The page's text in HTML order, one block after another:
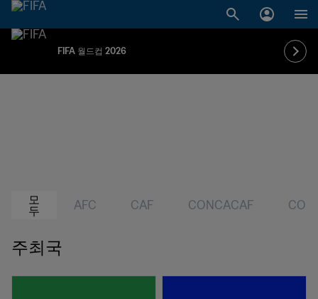
FIFA 월드컵 2026
모
두
AFC CAF CONCACAF
주최국